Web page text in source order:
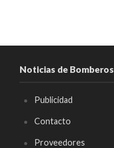
Noticias de Bomberos
Publicidad
Contacto
Proveedores